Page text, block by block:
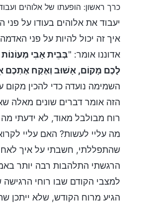
כרך ראשון: הופעתו של אלוהים
יעבוד את אלוהים בעודו על
אדוננו אומר: "בְּבֵית אָבִי
לָכֶם מָקוֹם, אָשׁוּב וְאֶקַּח אֶתְכֶם
השמימה נועדה כדי להכין
הזה אומר דברים שונים מאלה
רוח מבולבל מאוד, לא ידעתי
מה עליי לעשות? האם עליי
שהתפללתי, חשבתי על איך
הרגשתי התלהבות רבה יותר
למצבי הקודם שבו רוחי
הגיע מרוח הקודש, שלא ייתכן